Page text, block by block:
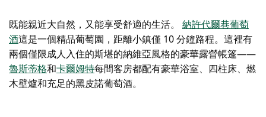
既能親近大自然，又能享受舒適的生活。 納許代爾巷葡萄
酒這是一個精品葡萄園，距離小鎮僅 10 分鐘路程。這裡有
兩個僅限成人入住的斯堪的納維亞風格的豪華露營帳篷——
魯斯蒂格和卡爾姆特每間客房都配有豪華浴室、四柱床、燃
木壁爐和充足的黑皮諾葡萄酒。